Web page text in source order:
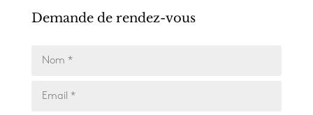
Demande de rendez-vous